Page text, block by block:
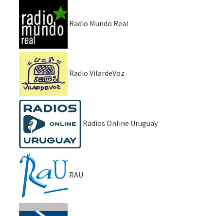
Radio Mundo Real
Radio VilardeVoz
Radios Online Uruguay
RAU